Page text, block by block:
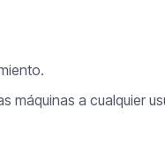
a cualquier